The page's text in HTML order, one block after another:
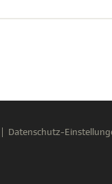
Datenschutz-